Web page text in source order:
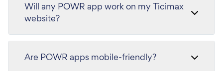
Will any POWR app work on my Ticimax
website?
Are POWR apps mobile-friendly?